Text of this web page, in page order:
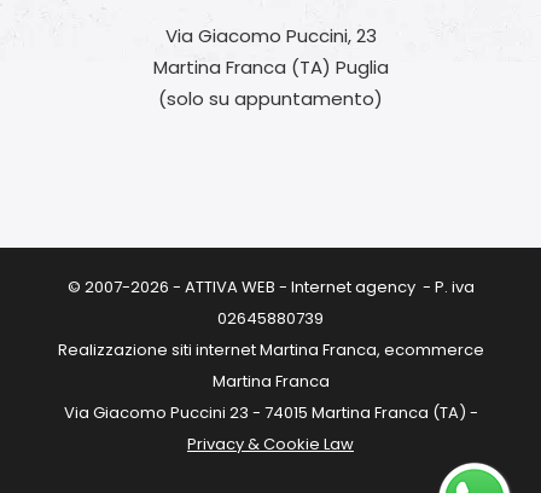
Via Giacomo Puccini, 23
Martina Franca (TA) Puglia
(solo su appuntamento)
© 2007-2026 - ATTIVA WEB - Internet agency - P. iva
02645880739
Realizzazione siti internet Martina Franca, ecommerce
Martina Franca
Via Giacomo Puccini 23 - 74015 Martina Franca (TA) -
Privacy & Cookie Law